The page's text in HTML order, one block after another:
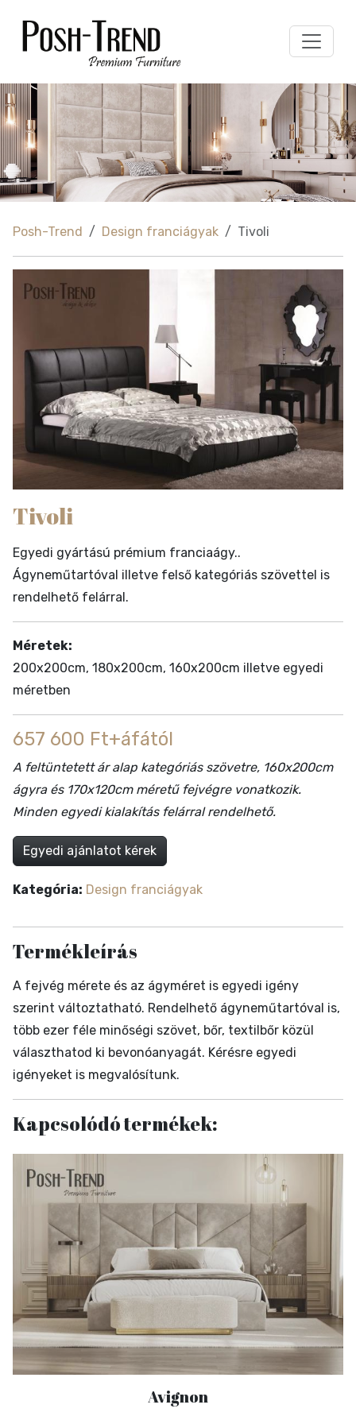
Posh-Trend Design franciágyak Tivoli
Tivoli
Egyedi gyártású prémium franciaágy..
Ágyneműtartóval illetve felső kategóriás szövettel is
rendelhető felárral.
Méretek:
200x200cm, 180x200cm, 160x200cm illetve egyedi
méretben
657 600 Ft+áfától
A feltüntetett ár alap kategóriás szövetre, 160x200cm
ágyra és 170x120cm méretű fejvégre vonatkozik.
Minden egyedi kialakítás felárral rendelhető.
Egyedi ajánlatot kérek
Kategória: Design franciágyak
Termékleírás
A fejvég mérete és az ágyméret is egyedi igény
szerint változtatható. Rendelhető ágyneműtartóval is,
több ezer féle minőségi szövet, bőr, textilbőr közül
választhatod ki bevonóanyagát. Kérésre egyedi
igényeket is megvalósítunk.
Kapcsolódó termékek:
Avignon